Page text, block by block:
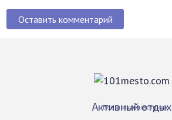
Оставить комментарий
Всё о путешествиях
Активный отдых